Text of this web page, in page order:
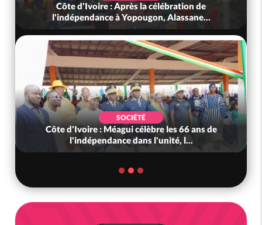
Côte d'Ivoire : Après la célébration de
l'indépendance à Yopougon, Alassane...
SOCIÉTÉ
Côte d'Ivoire : Méagui célèbre les 66 ans de
l'indépendance dans l'unité, l...